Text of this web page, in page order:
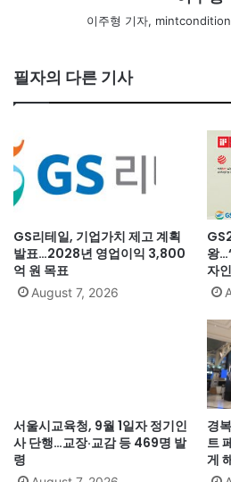
이주형 기자,
필자의 다른 기사
GS리테일, 기업가치 제고 계획
발표…2028년 영업이익 3,800
억 원 목표
August 7, 2026
왕
자
서울시교육청, 9월 1일자 정기인
사 단행…교장·교감 등 469명 발
령
경
트
게